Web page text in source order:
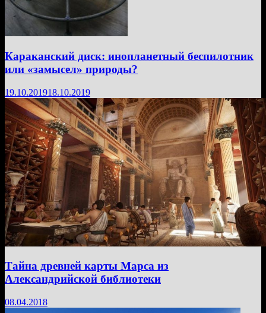
Караканский диск: инопланетный беспилотник
или «замысел» природы?
19.10.201918.10.2019
Тайна древней карты Марса из
Александрийской библиотеки
08.04.2018